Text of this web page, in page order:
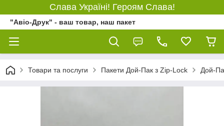
Слава Україні! Героям Слава!
"Авіо-Друк" - ваш товар, наш пакет
Товари та послуги Пакети Дой-Пак з Zip-Lock Дой-